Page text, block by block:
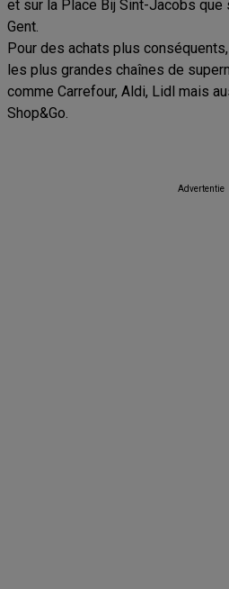
et sur la Place Bij Sint-Jacobs
Gent.
Pour des achats plus
les plus grandes chaînes de
comme Carrefour, Aldi, Lidl mais
Shop&Go.
Advertentie